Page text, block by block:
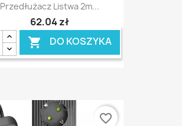
Przedłużacz Listwa 2m...
62,04 zł
 DO KOSZYKA
favorite_border